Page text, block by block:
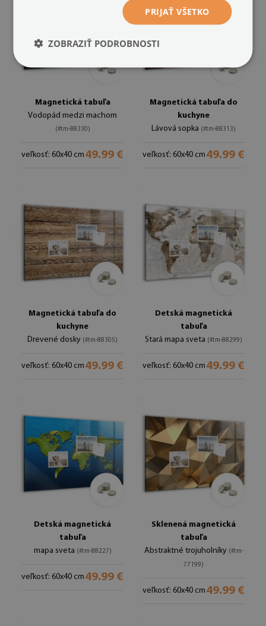
Magnetická tabuľa
Vodopád medzi machom
(#tm-88330)
veľkosť: 60x40 cm 49.99 €
Magnetická tabuľa do
kuchyne
Lávová sopka (#tm-88313)
veľkosť: 60x40 cm 49.99 €
Magnetická tabuľa do
kuchyne
Drevené dosky (#tm-88305)
veľkosť: 60x40 cm 49.99 €
Detská magnetická
tabuľa
Stará mapa sveta (#tm-88299)
veľkosť: 60x40 cm 49.99 €
Detská magnetická
tabuľa
mapa sveta (#tm-88227)
veľkosť: 60x40 cm 49.99 €
Sklenená magnetická
tabuľa
Abstraktné trojuholníky (#tm-
77199)
veľkosť: 60x40 cm 49.99 €
PRIJAŤ VŠETKO
ZOBRAZIŤ PODROBNOSTI